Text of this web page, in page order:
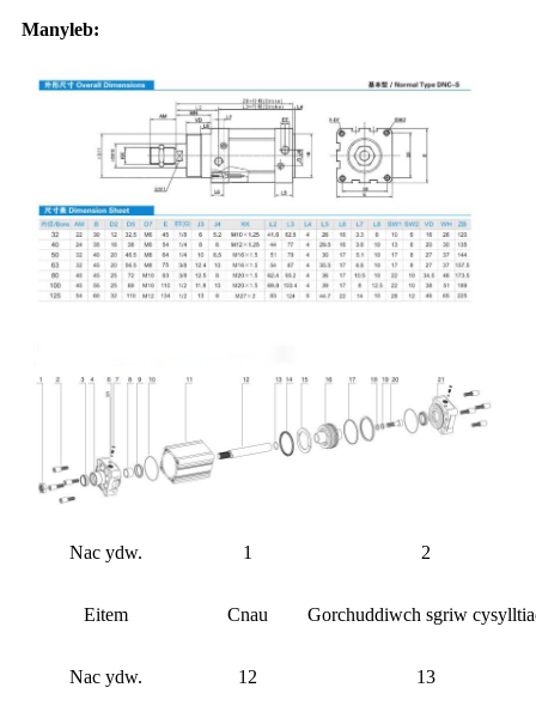
Manyleb:
Nac ydw. 1 2
Eitem Cnau Gorchuddiwch sgriw
Nac ydw. 12 13